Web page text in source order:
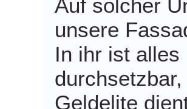
Auf solcher
unsere
In ihr ist alles
durchsetzbar,
Geldelite